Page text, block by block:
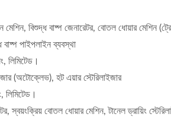
মেশিন, বিশুদ্ধ বাষ্প জেনারেটর, বোতল ধোয়ার
বাষ্প পাইপলাইন ব্যবস্থা
লিমিটেড।
(অটোক্লেভ), হট এয়ার স্টেরিলাইজার
লিমিটেড।
স্বয়ংক্রিয় বোতল ধোয়ার মেশিন, টানেল ড্রায়িং